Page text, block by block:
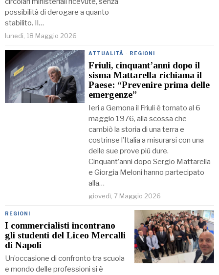
possibilità di derogare a quanto
stabilito. Il…
lunedì, 18 Maggio 2026
ATTUALITÀ · REGIONI
Friuli, cinquant’anni dopo il
sisma Mattarella richiama il
Paese: “Prevenire prima delle
emergenze”
Ieri a Gemona il Friuli è tornato al 6
maggio 1976, alla scossa che
cambiò la storia di una terra e
costrinse l’Italia a misurarsi con una
delle sue prove più dure.
Cinquant’anni dopo Sergio Mattarella
e Giorgia Meloni hanno partecipato
alla…
giovedì, 7 Maggio 2026
REGIONI
I commercialisti incontrano
gli studenti del Liceo Mercalli
di Napoli
Un’occasione di confronto tra scuola
e mondo delle professioni si è